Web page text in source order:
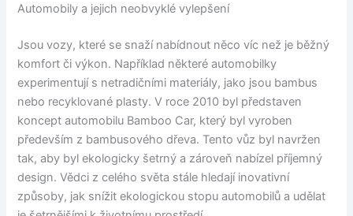
Automobily a jejich neobvyklé vylepšení
Jsou vozy, které se snaží nabídnout něco víc než je běžný
komfort či výkon. Například některé automobilky
experimentují s netradičními materiály, jako jsou bambus
nebo recyklované plasty. V roce 2010 byl představen
koncept automobilu Bamboo Car, který byl vyroben
především z bambusového dřeva. Tento vůz byl navržen
tak, aby byl ekologicky šetrný a zároveň nabízel příjemný
design. Vědci z celého světa stále hledají inovativní
způsoby, jak snížit ekologickou stopu automobilů a udělat